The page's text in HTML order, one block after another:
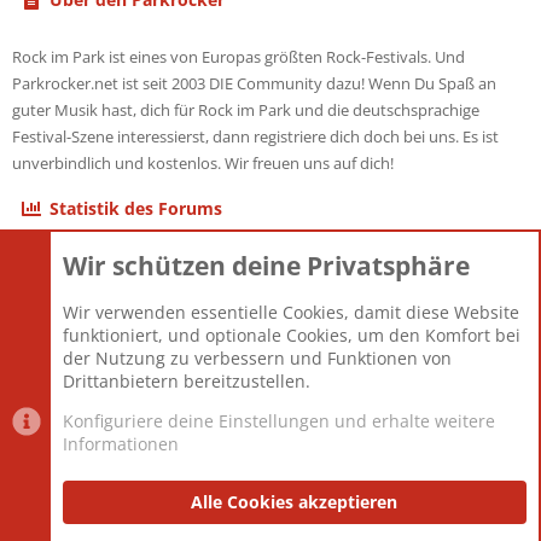
Rock im Park ist eines von Europas größten Rock-Festivals. Und
Parkrocker.net ist seit 2003 DIE Community dazu! Wenn Du Spaß an
guter Musik hast, dich für Rock im Park und die deutschsprachige
Festival-Szene interessierst, dann registriere dich doch bei uns. Es ist
unverbindlich und kostenlos. Wir freuen uns auf dich!
Statistik des Forums
Themen
Mitglieder
12.425
Neuestes Mitglied
Toddster85
Datenschutzerklärung Impressum
Wir schützen deine Privatsphäre
Wir verwenden essentielle Cookies, damit diese Website
funktioniert, und optionale Cookies, um den Komfort bei
der Nutzung zu verbessern und Funktionen von
Drittanbietern bereitzustellen.
Konfiguriere deine Einstellungen und erhalte weitere
Informationen
Alle Cookies akzeptieren